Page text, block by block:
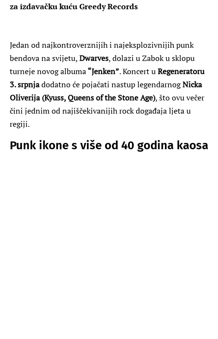
za izdavačku kuću Greedy Records
Jedan od najkontroverznijih i najeksplozivnijih punk
bendova na svijetu,Dwarves, dolazi u Zabok u sklopu
turneje novog albuma“Jenken”. Koncert uRegeneratoru
3. srpnjadodatno će pojačati nastup legendarnogNicka
Oliverija (Kyuss, Queens of the Stone Age), što ovu večer
čini jednim od najiščekivanijih rock događaja ljeta u
regiji.
Punk ikone s više od 40 godina kaosa